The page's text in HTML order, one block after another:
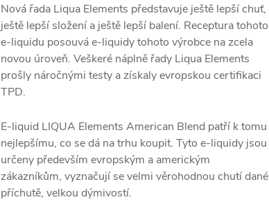
Nová řada Liqua Elements představuje ještě lepší chuť,
ještě lepší složení a ještě lepší balení. Receptura tohoto
e-liquidu posouvá e-liquidy tohoto výrobce na zcela
novou úroveň. Veškeré náplně řady Liqua Elements
prošly náročnými testy a získaly evropskou certifikaci
TPD.
E-liquid LIQUA Elements American Blend patří k tomu
nejlepšímu, co se dá na trhu koupit. Tyto e-liquidy jsou
určeny především evropským a americkým
zákazníkům, vyznačují se velmi věrohodnou chutí dané
příchutě, velkou dýmivostí.